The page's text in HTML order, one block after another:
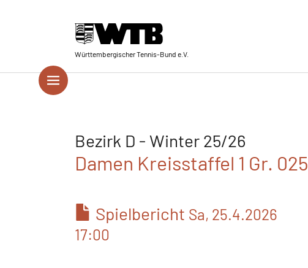
Württembergischer Tennis-Bund e.V.
Bezirk D - Winter 25/26
Damen Kreisstaffel 1 Gr. 025
Spielbericht Sa, 25.4.2026
17:00